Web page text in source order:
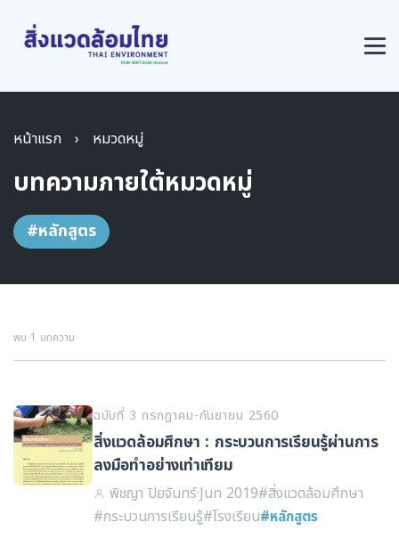
หน้าแรก › หมวดหมู่
บทความภายใต้หมวดหมู่
#หลักสูตร
พบ 1 บทความ
ฉบับที่ 3 กรกฏาคม-กันยายน 2560
สิ่งแวดล้อมศึกษา : กระบวนการเรียนรู้ผ่านการ
ลงมือทำอย่างเท่าเทียม
พิชญา ปิยจันทร์·Jun 2019#สิ่งแวดล้อมศึกษา
#กระบวนการเรียนรู้#โรงเรียน#หลักสูตร